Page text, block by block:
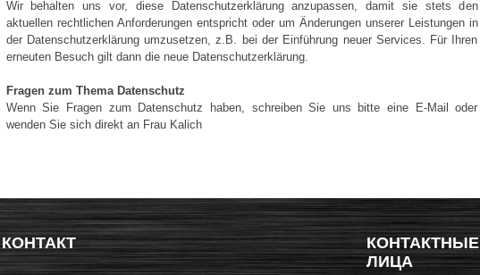
Wir behalten uns vor, diese Datenschutzerklärung anzupassen, damit sie stets den
aktuellen rechtlichen Anforderungen entspricht oder um Änderungen unserer Leistungen in
der Datenschutzerklärung umzusetzen, z.B. bei der Einführung neuer Services. Für Ihren
erneuten Besuch gilt dann die neue Datenschutzerklärung.
Fragen zum Thema Datenschutz
Wenn Sie Fragen zum Datenschutz haben, schreiben Sie uns bitte eine E-Mail oder
wenden Sie sich direkt an Frau Kalich
КОНТАКТ
КОНТАКТНЫЕ
ЛИЦА